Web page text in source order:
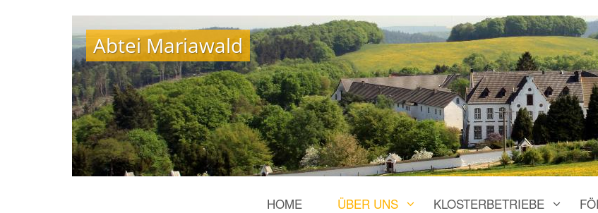
Abtei Mariawald
Abtei Mariawald
HOME ÜBER UNS KLOSTERBETRIEBE